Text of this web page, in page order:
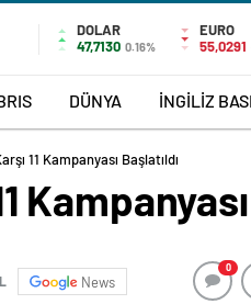
DOLAR
47,7130 0.16%
EURO
55,0291
DÜNYA İNGİLİZ
11 Kampanyası Başlatıldı
News
0